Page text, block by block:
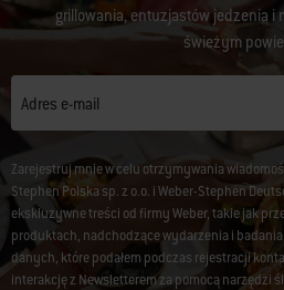
grillowania, entuzjastów jedzenia i
świeżym
Adres e-mail
Zarejestruj mnie w celu otrzymywania
Stephen Polska sp. z o.o. i Weber-Stephen
ekskluzywne treści od firmy Weber, takie jak
produktach, nadchodzące wydarzenia i
danych, które podałem podczas rejestracji
interakcję z Newsletterem za pomocą narzędzi